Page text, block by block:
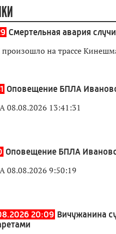
Смертельная авария
на трассе
Оповещение БПЛА
08.08.2026 13:41:31
Оповещение БПЛА
08.08.2026 9:50:19
20:09 Вичужанина